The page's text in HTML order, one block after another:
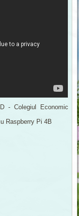
- Colegiul Economic
Raspberry Pi 4B